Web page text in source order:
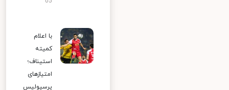
با اعلام
کمیته
استیناف؛
امتیازهای
پرسپولیس